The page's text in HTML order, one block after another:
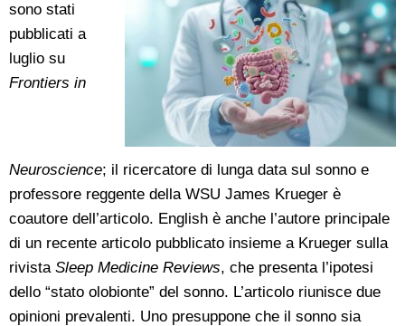
sono stati
pubblicati a
luglio su
Frontiers in
Neuroscience; il ricercatore di lunga data sul sonno e
professore reggente della WSU James Krueger è
coautore dell’articolo. English è anche l’autore principale
di un recente articolo pubblicato insieme a Krueger sulla
rivista Sleep Medicine Reviews, che presenta l’ipotesi
dello “stato olobionte” del sonno. L’articolo riunisce due
opinioni prevalenti. Uno presuppone che il sonno sia